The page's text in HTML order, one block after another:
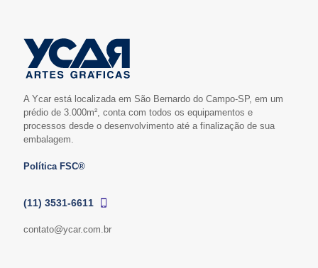
A Ycar está localizada em São Bernardo do Campo-SP, em um
prédio de 3.000m², conta com todos os equipamentos e
processos desde o desenvolvimento até a finalização de sua
embalagem.
Política FSC®
(11) 3531-6611
contato@ycar.com.br